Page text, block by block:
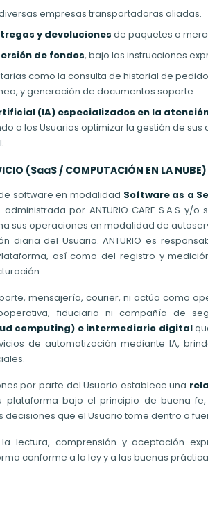
empresas transportadoras aliadas.
y devoluciones de paquetes o
de fondos, bajo las instrucciones
como la consulta de historial de
y generación de documentos soporte.
(IA) especializados en la
a los Usuarios optimizar la gestión de
(SaaS / COMPUTACIÓN EN LA NUBE)
software en modalidad Software as a
por ANTURIO CARE S.A.S y/
sus operaciones en modalidad de
diaria del Usuario. ANTURIO es
así como del registro y
mensajería, courier, ni actúa como
fiduciaria ni compañía de
computing) e intermediario digital
de automatización mediante IA,
por parte del Usuario establece una
plataforma bajo el principio de buena
que el Usuario tome dentro o
la lectura, comprensión y aceptación
conforme a la ley y a las buenas